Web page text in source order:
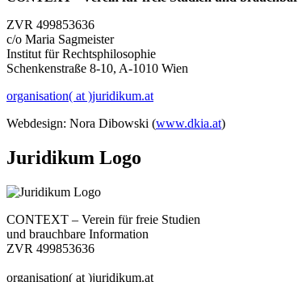
ZVR 499853636
c/o Maria Sagmeister
Institut für Rechtsphilosophie
Schenkenstraße 8-10, A-1010 Wien
organisation( at )juridikum.at
Webdesign: Nora Dibowski (www.dkia.at)
Juridikum Logo
CONTEXT – Verein für freie Studien
und brauchbare Information
ZVR 499853636
organisation( at )juridikum.at